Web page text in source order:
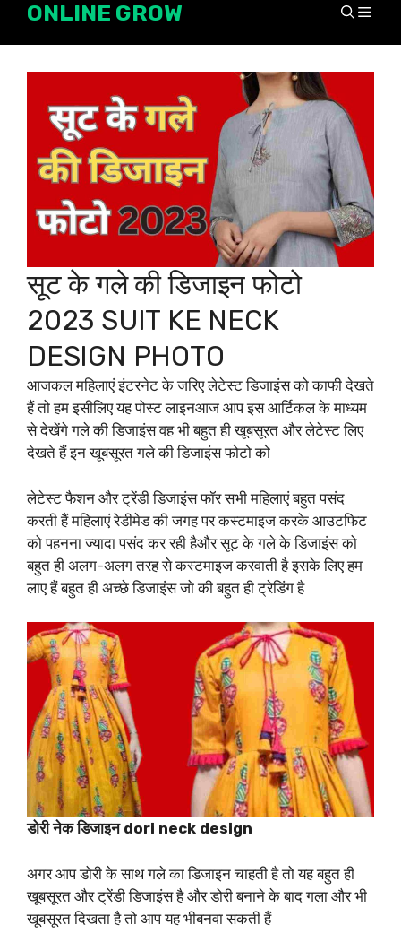
SkipONLINE GROW
सूट के गले की डिजाइन फोटो
2023 SUIT KE NECK
DESIGN PHOTO
आजकल महिलाएं इंटरनेट के जरिए लेटेस्ट डिजाइंस को काफी देखते
हैं तो हम इसीलिए यह पोस्ट लाइनआज आप इस आर्टिकल के माध्यम
से देखेंगे गले की डिजाइंस वह भी बहुत ही खूबसूरत और लेटेस्ट लिए
देखते हैं इन खूबसूरत गले की डिजाइंस फोटो को
लेटेस्ट फैशन और ट्रेंडी डिजाइंस फॉर सभी महिलाएं बहुत पसंद
करती हैं महिलाएं रेडीमेड की जगह पर कस्टमाइज करके आउटफिट
को पहनना ज्यादा पसंद कर रही हैऔर सूट के गले के डिजाइंस को
बहुत ही अलग-अलग तरह से कस्टमाइज करवाती है इसके लिए हम
लाए हैं बहुत ही अच्छे डिजाइंस जो की बहुत ही ट्रेडिंग है
डोरी नेक डिजाइन dori neck design
अगर आप डोरी के साथ गले का डिजाइन चाहती है तो यह बहुत ही
खूबसूरत और ट्रेंडी डिजाइंस है और डोरी बनाने के बाद गला और भी
खूबसूरत दिखता है तो आप यह भीबनवा सकती हैं